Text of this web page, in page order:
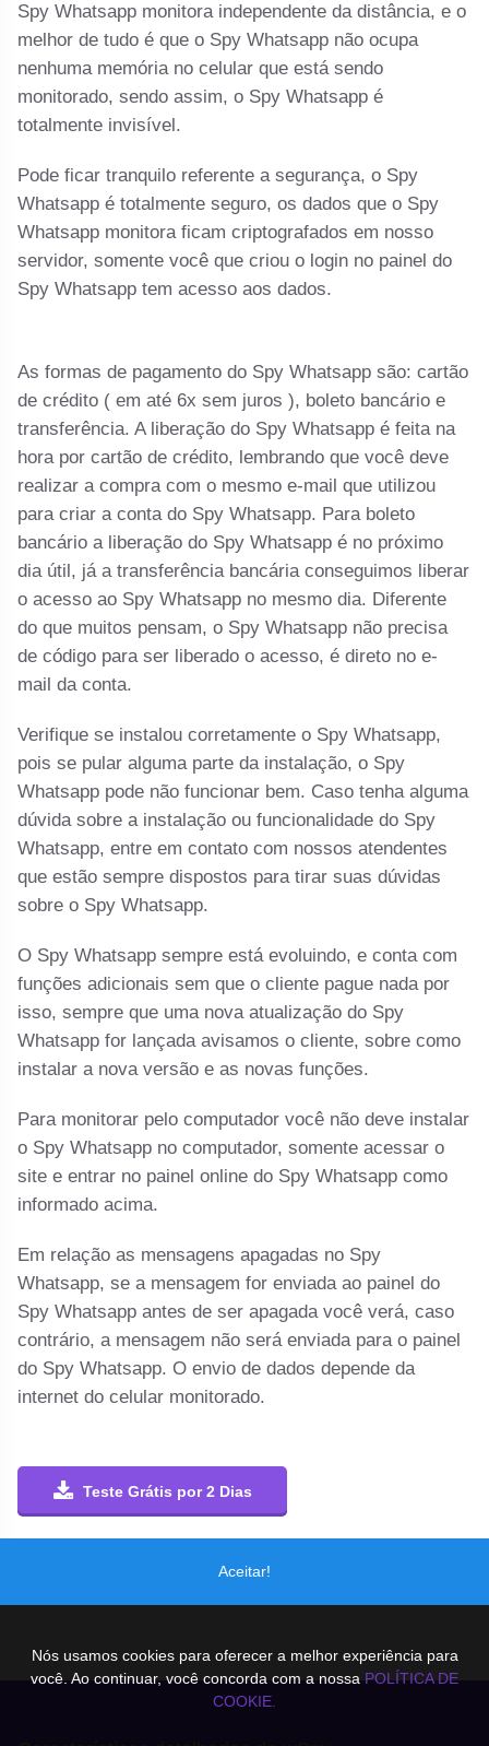
Spy Whatsapp monitora independente da distância, e o
melhor de tudo é que o Spy Whatsapp não ocupa
nenhuma memória no celular que está sendo
monitorado, sendo assim, o Spy Whatsapp é
totalmente invisível.
Pode ficar tranquilo referente a segurança, o Spy
Whatsapp é totalmente seguro, os dados que o Spy
Whatsapp monitora ficam criptografados em nosso
servidor, somente você que criou o login no painel do
Spy Whatsapp tem acesso aos dados.
As formas de pagamento do Spy Whatsapp são: cartão
de crédito ( em até 6x sem juros ), boleto bancário e
transferência. A liberação do Spy Whatsapp é feita na
hora por cartão de crédito, lembrando que você deve
realizar a compra com o mesmo e-mail que utilizou
para criar a conta do Spy Whatsapp. Para boleto
bancário a liberação do Spy Whatsapp é no próximo
dia útil, já a transferência bancária conseguimos liberar
o acesso ao Spy Whatsapp no mesmo dia. Diferente
do que muitos pensam, o Spy Whatsapp não precisa
de código para ser liberado o acesso, é direto no e-
mail da conta.
Verifique se instalou corretamente o Spy Whatsapp,
pois se pular alguma parte da instalação, o Spy
Whatsapp pode não funcionar bem. Caso tenha alguma
dúvida sobre a instalação ou funcionalidade do Spy
Whatsapp, entre em contato com nossos atendentes
que estão sempre dispostos para tirar suas dúvidas
sobre o Spy Whatsapp.
O Spy Whatsapp sempre está evoluindo, e conta com
funções adicionais sem que o cliente pague nada por
isso, sempre que uma nova atualização do Spy
Whatsapp for lançada avisamos o cliente, sobre como
instalar a nova versão e as novas funções.
Para monitorar pelo computador você não deve instalar
o Spy Whatsapp no computador, somente acessar o
site e entrar no painel online do Spy Whatsapp como
informado acima.
Em relação as mensagens apagadas no Spy
Whatsapp, se a mensagem for enviada ao painel do
Spy Whatsapp antes de ser apagada você verá, caso
contrário, a mensagem não será enviada para o painel
do Spy Whatsapp. O envio de dados depende da
internet do celular monitorado.
Teste Grátis por 2 Dias
Aceitar!
Nós usamos cookies para oferecer a melhor experiência para
você. Ao continuar, você concorda com a nossa POLÍTICA DE
COOKIE.